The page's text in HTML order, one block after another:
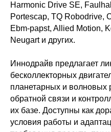
Harmonic Drive SE,
Portescap, TQ Robodrive,
‎Ebm-papst, Allied Motion,
Neugart и других.
Иннодрайв предлагает
бесколлекторных
планетарных и волновых
обратной связи и
их базе. Доступны как
условия работы и